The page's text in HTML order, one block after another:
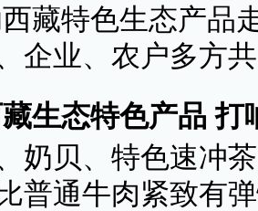
藏特色生态产品
企业、农户多方
生态特色产品 打
奶贝、特色速冲
普通牛肉紧致有